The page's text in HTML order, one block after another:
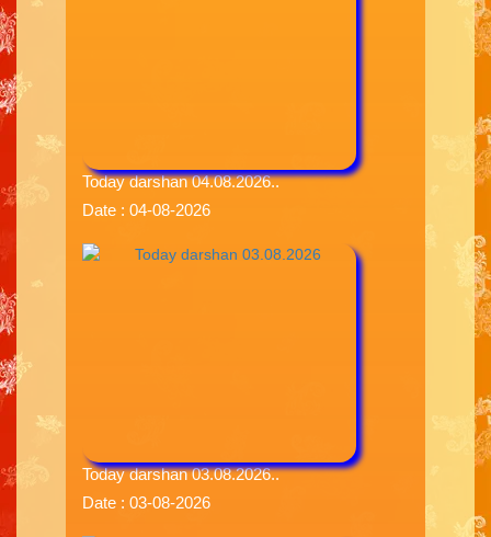
Today darshan 04.08.2026..
Date : 04-08-2026
Today darshan 03.08.2026..
Date : 03-08-2026